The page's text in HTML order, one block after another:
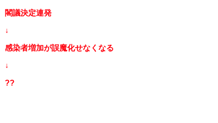
閣議決定連発
↓
感染者増加が誤魔化せなくなる
↓
??